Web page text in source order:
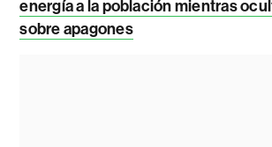
energía a la población mientras
sobre apagones